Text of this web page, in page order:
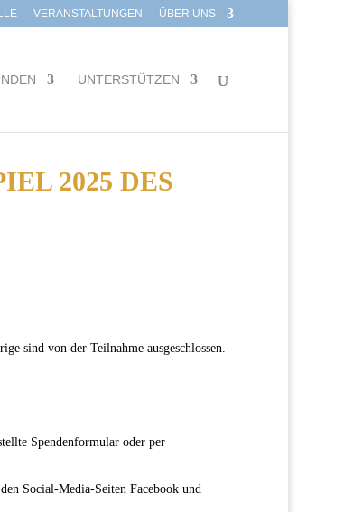
VERANSTALTUNGEN ÜBER UNS
UNTERSTÜTZEN
2025 DES
sind von der Teilnahme ausgeschlossen.
Spendenformular oder per
Social-Media-Seiten Facebook und